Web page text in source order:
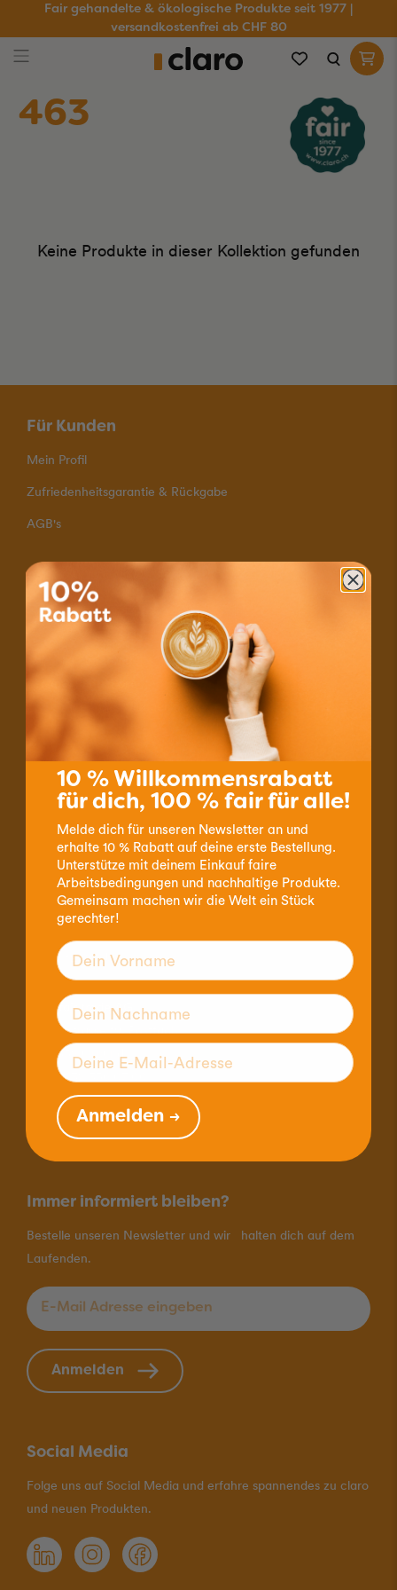
Fair gehandelte & ökologische Produkte seit 1977 |
versandkostenfrei ab CHF 80
463
Keine Produkte in dieser Kollektion gefunden
Für Kunden
Mein Profil
Zufriedenheitsgarantie & Rückgabe
AGB's
Zahlungsmöglichkeiten
Versand mit A-Post
Portofrei für Bestellungen ab 80.–
Kontakt
Informationen & Kontakt
Bestell-Hotline 032 356 07 77
Telefonische Erreichbarkeit:
Montag - Donnerstag
9.00 - 12.00 Uhr & 14.00 - 16.00 Uhr
9.00 - 12.00 Uhr
claro fair trade AG
Byfangstrasse 19, Postfach
CH-2552 Orpund
Tel. +41 32 356 07 00
Fax. +41 32 356 07 01
mail@claro.ch
Immer informiert bleiben?
Bestelle unseren Newsletter und wir halten dich auf dem
Laufenden.
E-Mail Adresse eingeben
Anmelden
Social Media
Folge uns auf Social Media und erfahre spannendes zu claro
und neuen Produkten.
10 % Willkommensrabatt
für dich, 100 % fair für alle!
Melde dich für unseren Newsletter an und
erhalte 10 % Rabatt auf deine erste Bestellung.
Unterstütze mit deinem Einkauf faire
Arbeitsbedingungen und nachhaltige Produkte.
Gemeinsam machen wir die Welt ein Stück
gerechter!
Anmelden →